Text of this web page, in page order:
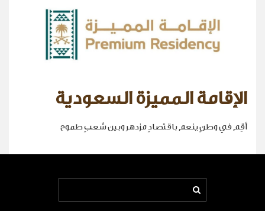
الإقامة المميزة السعودية
أقِم في وطنٍ ينعم باقتصادٍ مزدهر وبين شعبٍ طموح